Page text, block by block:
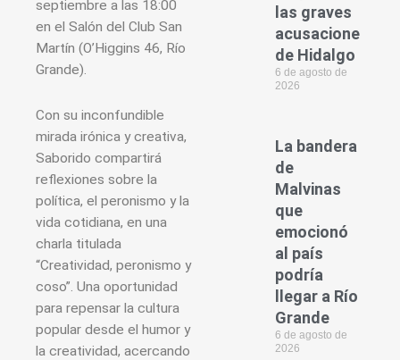
septiembre a las 18:00
en el Salón del Club San
Martín (O’Higgins 46, Río
Grande).
Con su inconfundible
mirada irónica y creativa,
Saborido compartirá
reflexiones sobre la
política, el peronismo y la
vida cotidiana, en una
charla titulada
“Creatividad, peronismo y
coso”. Una oportunidad
para repensar la cultura
popular desde el humor y
la creatividad, acercando
las graves
acusaciones
de Hidalgo
6 de agosto de
2026
La bandera
de
Malvinas
que
emocionó
al país
podría
llegar a Río
Grande
6 de agosto de
2026